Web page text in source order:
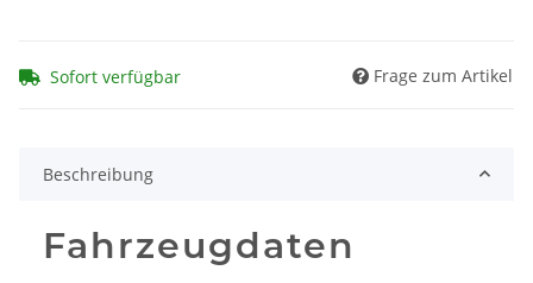
Sofort verfügbar Frage zum Artikel
Beschreibung
Fahrzeugdaten